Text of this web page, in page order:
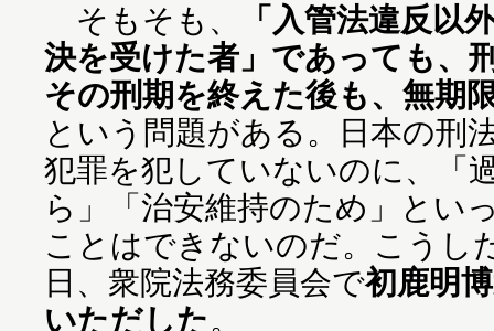
そもそも、
「入管法違反以
決を受けた者」であっても、
その刑期を終えた後も、無期
という問題がある。日本の刑
犯罪を犯していないのに、「
ら」「治安維持のため」とい
ことはできないのだ。こうし
日、衆院法務委員会で初鹿明
いただした。